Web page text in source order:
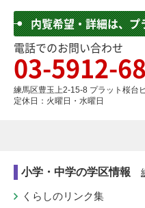
内覧希望・詳細は、
電話でのお問い合わせ
03-5912-
練馬区豊玉上2-15-8 プラット桜台
定休日：火曜日・水曜日
小学・中学の学区情報
くらしのリンク集